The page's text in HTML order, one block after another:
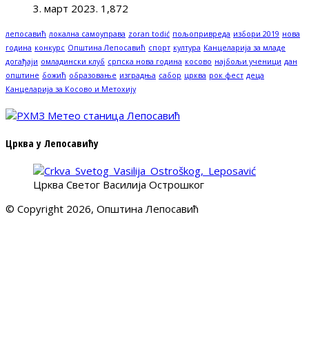
3. март 2023. 1,872
лепосавић локална самоуправа zoran todić пољопривреда избори 2019 нова
година конкурс Општина Лепосавић спорт култура Канцеларија за младе
догађаји омладински клуб српска нова година косово најбољи ученици дан
општине божић образовање изградња сабор црква рок фест деца
Канцеларија за Косово и Метохију
Црква у Лепосавићу
Црква Светог Василија Острошког
© Copyright 2026, Општина Лепосавић